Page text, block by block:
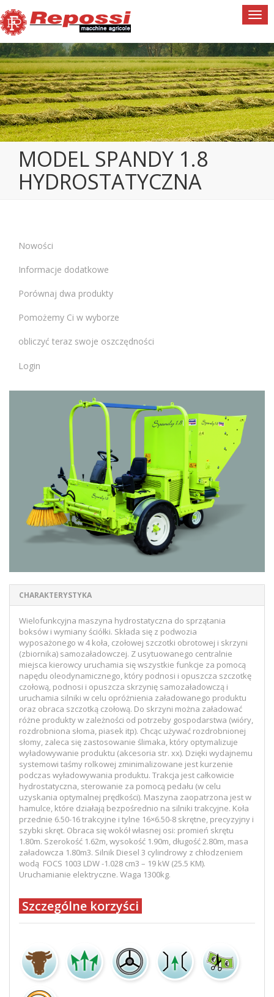
MODEL SPANDY 1.8
HYDROSTATYCZNA
Nowości
Informacje dodatkowe
Porównaj dwa produkty
Pomożemy Ci w wyborze
obliczyć teraz swoje oszczędności
Login
CHARAKTERYSTYKA
Wielofunkcyjna maszyna hydrostatyczna do sprzątania
boksów i wymiany ściółki. Składa się z podwozia
wyposażonego w 4 koła, czołowej szczotki obrotowej i skrzyni
(zbiornika) samozaładowczej. Z usytuowanego centralnie
miejsca kierowcy uruchamia się wszystkie funkcje za pomocą
napędu oleodynamicznego, który podnosi i opuszcza szczotkę
czołową, podnosi i opuszcza skrzynię samozaładowczą i
uruchamia silniki w celu opróżnienia załadowanego produktu
oraz obraca szczotką czołową. Do skrzyni można załadować
różne produkty w zależności od potrzeby gospodarstwa (wióry,
rozdrobniona słoma, piasek itp). Chcąc używać rozdrobnionej
słomy, zaleca się zastosowanie ślimaka, który optymalizuje
wyładowywanie produktu (akcesoria str. xx). Dzięki wydajnemu
systemowi taśmy rolkowej zminimalizowane jest kurzenie
podczas wyładowywania produktu. Trakcja jest całkowicie
hydrostatyczna, sterowanie za pomocą pedału (w celu
uzyskania optymalnej prędkości). Maszyna zaopatrzona jest w
hamulce, które działają bezpośrednio na silniki trakcyjne. Koła
przednie 6.50-16 trakcyjne i tylne 16×6.50-8 skrętne, precyzyjny i
szybki skręt. Obraca się wokół własnej osi: promień skrętu
1.80m. Szerokość 1.62m, wysokość 1.90m, długość 2.80m, masa
załadowcza 1.80m3. Silnik Diesel 3 cylindrowy z chłodzeniem
wodą FOCS 1003 LDW -1.028 cm3 – 19 kW (25.5 KM).
Uruchamianie elektryczne. Waga 1300kg.
Szczególne korzyści